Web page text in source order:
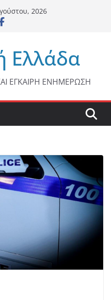
2026
Ελλάδα
ΕΓΚΑΙΡΗ ΕΝΗΜΕΡΩΣΗ